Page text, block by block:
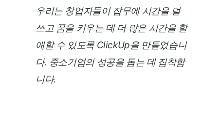
우리는 창업자들이 잡무에 시간을 덜
쓰고 꿈을 키우는 데 더 많은 시간을 할
애할 수 있도록 ClickUp을 만들었습니
다. 중소기업의 성공을 돕는 데 집착합
니다.